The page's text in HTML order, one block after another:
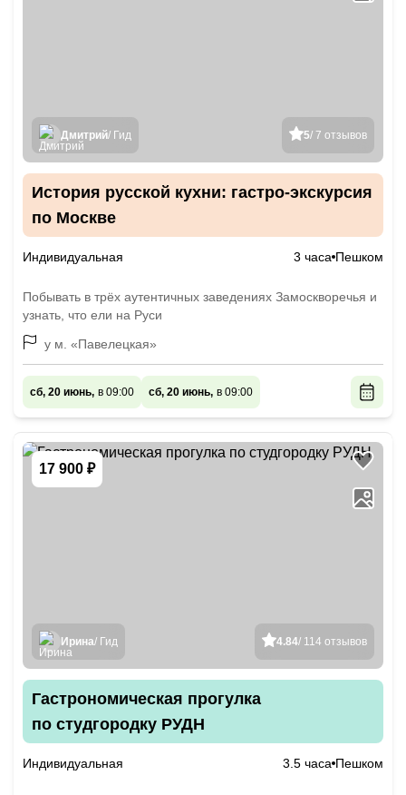
5/ 7 отзывов
Дмитрий/ Гид
История русской кухни: гастро-экскурсия
по Москве
Индивидуальная 3 часа Пешком
Побывать в трёх аутентичных заведениях Замоскворечья и
узнать, что ели на Руси
у м. «Павелецкая»
сб, 20 июнь, в 09:00 сб, 20 июнь, в 09:00
17 900 ₽
4.84/ 114 отзывов
Ирина/ Гид
Гастрономическая прогулка
по студгородку РУДН
Индивидуальная 3.5 часа Пешком